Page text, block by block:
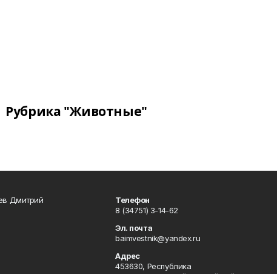
Рубрика "Животные"
Дмитрий
Телефон
8 (34751) 3-14-62
Эл. почта
baimvestnik@yandex.ru
Адрес
453630, Республика